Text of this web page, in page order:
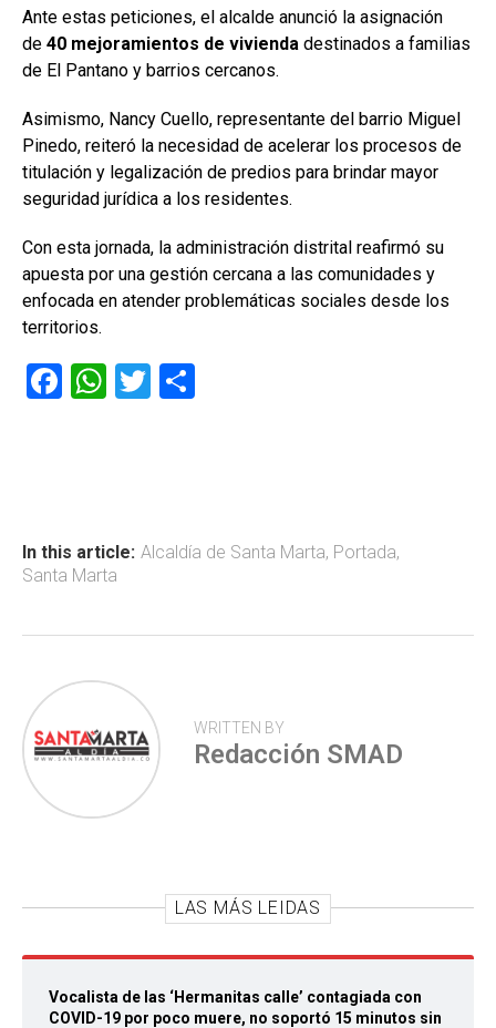
Ante estas peticiones, el alcalde anunció la asignación
de 40 mejoramientos de vivienda destinados a familias
de El Pantano y barrios cercanos.
Asimismo, Nancy Cuello, representante del barrio Miguel
Pinedo, reiteró la necesidad de acelerar los procesos de
titulación y legalización de predios para brindar mayor
seguridad jurídica a los residentes.
Con esta jornada, la administración distrital reafirmó su
apuesta por una gestión cercana a las comunidades y
enfocada en atender problemáticas sociales desde los
territorios.
F
ok
W
p
p
T
tir
In this article: Alcaldía de Santa Marta, Portada,
Santa Marta
WRITTEN BY
Redacción SMAD
LAS MÁS LEIDAS
Vocalista de las ‘Hermanitas calle’ contagiada con
COVID-19 por poco muere, no soportó 15 minutos sin